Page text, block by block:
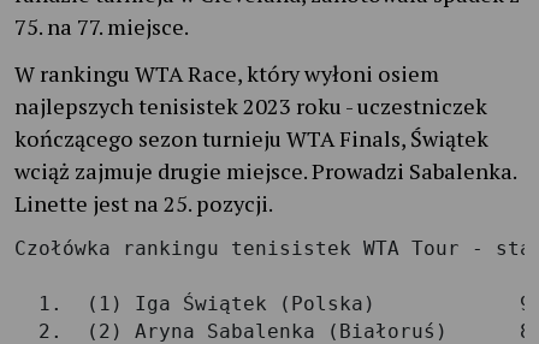
75. na 77. miejsce.
W rankingu WTA Race, który wyłoni osiem
najlepszych tenisistek 2023 roku - uczestniczek
kończącego sezon turnieju WTA Finals, Świątek
wciąż zajmuje drugie miejsce. Prowadzi Sabalenka.
Linette jest na 25. pozycji.
Czołówka rankingu tenisistek WTA Tour -
1.  (1) Iga Świątek (Polska)
2.  (2) Aryna Sabalenka (Białoruś)